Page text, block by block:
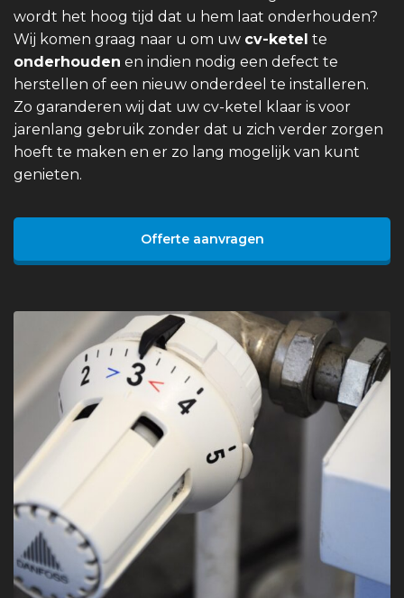
wordt het hoog tijd dat u hem laat onderhouden?
Wij komen graag naar u om uw cv-ketel te
onderhouden en indien nodig een defect te
herstellen of een nieuw onderdeel te installeren.
Zo garanderen wij dat uw cv-ketel klaar is voor
jarenlang gebruik zonder dat u zich verder zorgen
hoeft te maken en er zo lang mogelijk van kunt
genieten.
Offerte aanvragen